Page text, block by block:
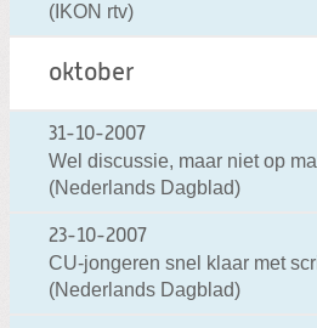
(IKON rtv)
oktober
31-10-2007
Wel discussie, maar niet op
(Nederlands Dagblad)
23-10-2007
CU-jongeren snel klaar met
(Nederlands Dagblad)